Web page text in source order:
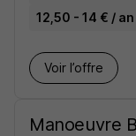
12,50 - 14 € / an
Voir l’offre
Manoeuvre